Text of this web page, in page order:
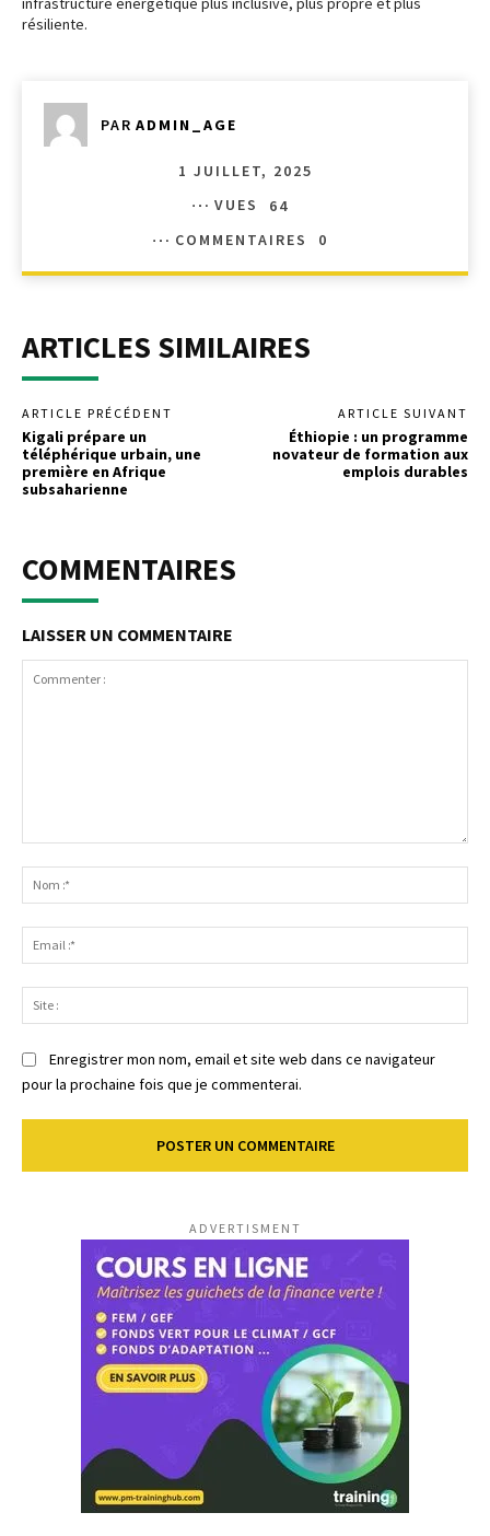
résiliente.
PAR ADMIN_AGE
1 JUILLET, 2025
VUES
64
COMMENTAIRES
0
ARTICLES SIMILAIRES
ARTICLE PRÉCÉDENT
Kigali prépare un
téléphérique urbain, une
première en Afrique
subsaharienne
ARTICLE SUIVANT
Éthiopie : un programme
novateur de formation aux
emplois durables
COMMENTAIRES
LAISSER UN COMMENTAIRE
:*
:*
:
Enregistrer mon nom, email et site web dans ce navigateur
pour la prochaine fois que je commenterai.
ADVERTISMENT